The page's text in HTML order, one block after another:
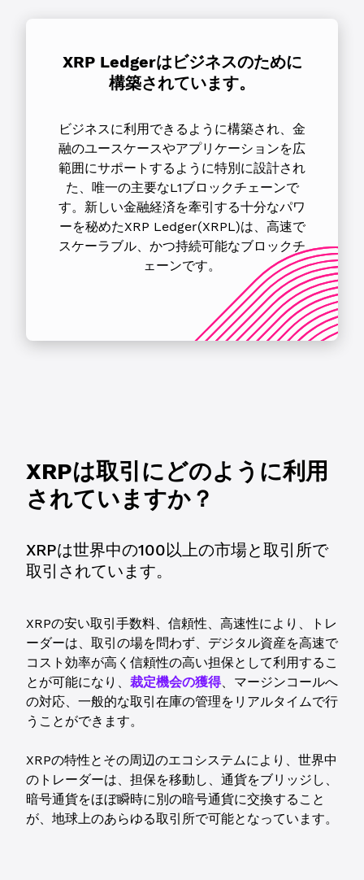
XRP Ledgerはビジネスのために
構築されています。
ビジネスに利用できるように構築され、金
融のユースケースやアプリケーションを広
範囲にサポートするように特別に設計され
た、唯一の主要なL1ブロックチェーンで
す。新しい金融経済を牽引する十分なパワ
ーを秘めたXRP Ledger(XRPL)は、高速で
スケーラブル、かつ持続可能なブロックチ
ェーンです。
XRPは取引にどのように利用
されていますか？
XRPは世界中の100以上の市場と取引所で
取引されています。
XRPの安い取引手数料、信頼性、高速性により、トレ
ーダーは、取引の場を問わず、デジタル資産を高速で
コスト効率が高く信頼性の高い担保として利用するこ
とが可能になり、 裁定機会の獲得、マージンコールへ
の対応、一般的な取引在庫の管理をリアルタイムで行
うことができます。
XRPの特性とその周辺のエコシステムにより、世界中
のトレーダーは、担保を移動し、通貨をブリッジし、
暗号通貨をほぼ瞬時に別の暗号通貨に交換すること
が、地球上のあらゆる取引所で可能となっています。